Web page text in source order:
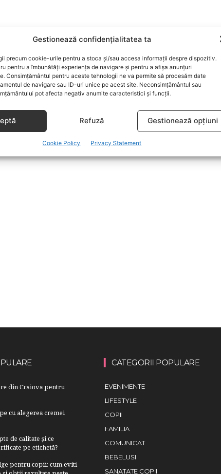
Gestionează confidențialitatea ta
precum cookie-urile pentru a stoca și/sau accesa informații despre dispozitiv.
pentru a îmbunătăți experiența de navigare și pentru a afișa anunțuri
Consimțământul pentru aceste tehnologii ne va permite să procesăm date
de navigare sau ID-uri unice pe acest site. Neconsimțământul sau
pot afecta negativ anumite caracteristici și funcții.
Refuză Gestionează opțiuni
Cookie Policy Privacy Statement
din Craiova pentru
cu alegerea cremei
de calitate și ce
pe etichetă?
pentru copii: cum eviti
CATEGORII POPULARE
EVENIMENTE
LIFESTYLE
COPII
FAMILIA
COMUNICAT
BEBELUSI
SANATATE COPII